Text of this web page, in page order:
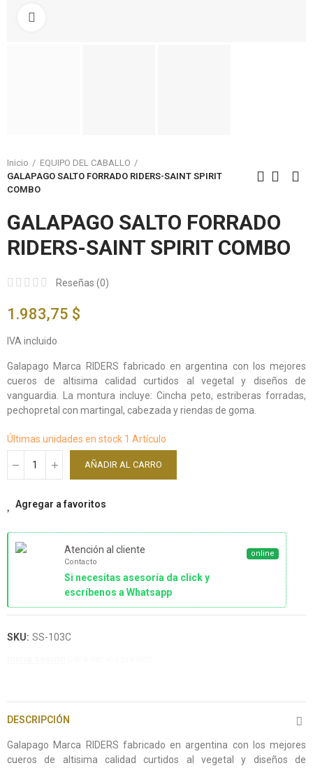
Inicio
EQUIPO DEL CABALLO
GALAPAGO SALTO FORRADO RIDERS-SAINT SPIRIT
COMBO
GALAPAGO SALTO FORRADO
RIDERS-SAINT SPIRIT COMBO
Reseñas (0)
1.983,75 $
IVA incluido
Galapago Marca RIDERS fabricado en argentina con los mejores
cueros de altisima calidad curtidos al vegetal y diseños de
vanguardia. La montura incluye: Cincha peto, estriberas forradas,
pechopretal con martingal, cabezada y riendas de goma.
Últimas unidades en stock 1 Artículo
AÑADIR AL CARRO
Agregar a favoritos
Atención al cliente
Contacto
Si necesitas asesoría da click y
escríbenos a Whatsapp
online
SKU: SS-103C
DESCRIPCIÓN
Galapago Marca RIDERS fabricado en argentina con los mejores
cueros de altisima calidad curtidos al vegetal y diseños de